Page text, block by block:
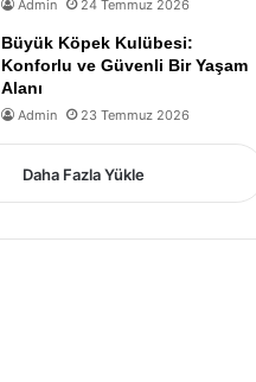
Admin 24 Temmuz 2026
Büyük Köpek Kulübesi:
Konforlu ve Güvenli Bir Yaşam
Alanı
Admin 23 Temmuz 2026
Daha Fazla Yükle